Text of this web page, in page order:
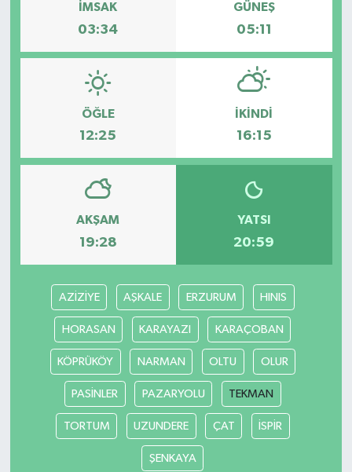
İMSAK
03:34
GÜNEŞ
05:11
ÖĞLE
12:25
İKINDI
16:15
AKŞAM
19:28
YATSI
20:59
AZİZİYE AŞKALE ERZURUM HINIS
HORASAN KARAYAZI KARAÇOBAN
KÖPRÜKÖY NARMAN OLTU OLUR
PASİNLER PAZARYOLU TEKMAN
TORTUM UZUNDERE ÇAT İSPİR
ŞENKAYA